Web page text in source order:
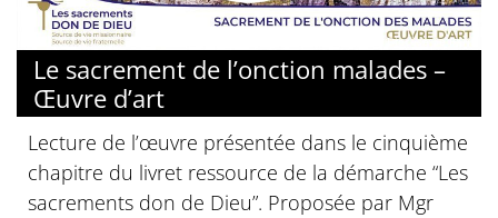
© Diocèse de Paris
Le sacrement de l’onction malades –
Œuvre d’art
Lecture de l’œuvre présentée dans le cinquième
chapitre du livret ressource de la démarche “Les
sacrements don de Dieu”. Proposée par Mgr